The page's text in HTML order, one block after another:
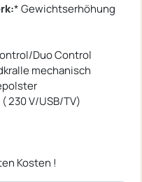
* Gewichtserhöhung
Duo Control
mechanisch
230 V/USB/TV)
Kosten !